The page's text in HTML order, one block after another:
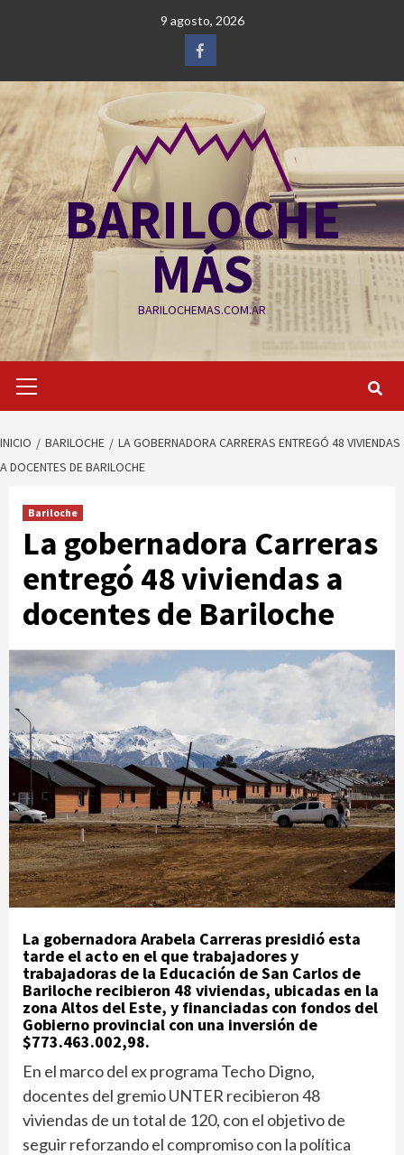
9 agosto, 2026
Facebook
BARILOCHE
MÁS
BARILOCHEMAS.COM.AR
primario
INICIO BARILOCHE
LA GOBERNADORA CARRERAS ENTREGÓ 48 VIVIENDAS
A DOCENTES DE BARILOCHE
Bariloche
La gobernadora Carreras
entregó 48 viviendas a
docentes de Bariloche
La gobernadora Arabela Carreras presidió esta
tarde el acto en el que trabajadores y
trabajadoras de la Educación de San Carlos de
Bariloche recibieron 48 viviendas, ubicadas en la
zona Altos del Este, y financiadas con fondos del
Gobierno provincial con una inversión de
$773.463.002,98.
En el marco del ex programa Techo Digno,
docentes del gremio UNTER recibieron 48
viviendas de un total de 120, con el objetivo de
seguir reforzando el compromiso con la política